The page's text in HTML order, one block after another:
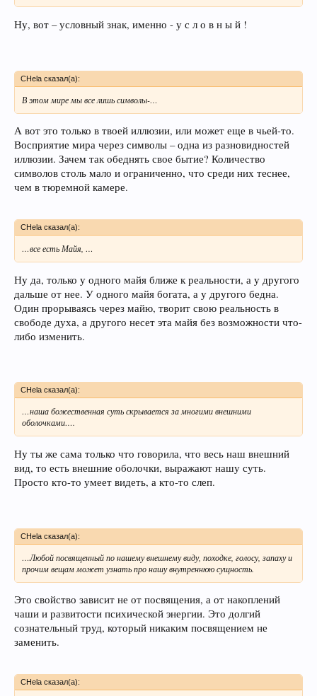
Ну, вот – условный знак, именно - у с л о в н ы й !
CHela сказал(а):
В этом мире мы все лишь символы-…
А вот это только в твоей иллюзии, или может еще в чьей-то.
Восприятие мира через символы – одна из разновидностей
иллюзии. Зачем так обеднять свое бытие? Количество
символов столь мало и ограниченно, что среди них теснее,
чем в тюремной камере.
CHela сказал(а):
…все есть Майя, …
Ну да, только у одного майя ближе к реальности, а у другого
дальше от нее. У одного майя богата, а у другого бедна.
Один прорываясь через майю, творит свою реальность в
свободе духа, а другого несет эта майя без возможности что-
либо изменить.
CHela сказал(а):
…наша божественная суть скрывается за многими внешними
оболочками….
Ну ты же сама только что говорила, что весь наш внешний
вид, то есть внешние оболочки, выражают нашу суть.
Просто кто-то умеет видеть, а кто-то слеп.
CHela сказал(а):
…Любой посвященный по нашему внешнему виду, походке, голосу, запаху и
прочим вещам может узнать про нашу внутреннюю сущность.
Это свойство зависит не от посвящения, а от накоплений
чаши и развитости психической энергии. Это долгий
сознательный труд, который никаким посвящением не
заменить.
CHela сказал(а):